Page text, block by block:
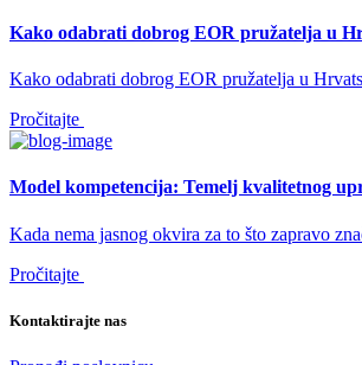
Kako odabrati dobrog EOR pružatelja u
Kako odabrati dobrog EOR pružatelja u
Pročitajte
Model kompetencija: Temelj kvalitetnog
Kada nema jasnog okvira za to što zapravo
Pročitajte
Kontaktirajte nas